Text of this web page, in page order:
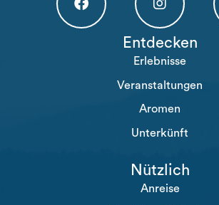
Högakusten Facebook (opens in a
Högakusten
Entdecken
Erlebnisse
Veranstaltungen
Aromen
Unterkünft
Nützlich
Anreise